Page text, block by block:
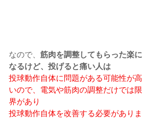
なので、 筋肉を調整してもらった楽に
なるけど、投げると痛い人は
投球動作自体に問題がある可能性が高
いので、電気や筋肉の調整だけでは限
界があり
投球動作自体を改善する必要がありま